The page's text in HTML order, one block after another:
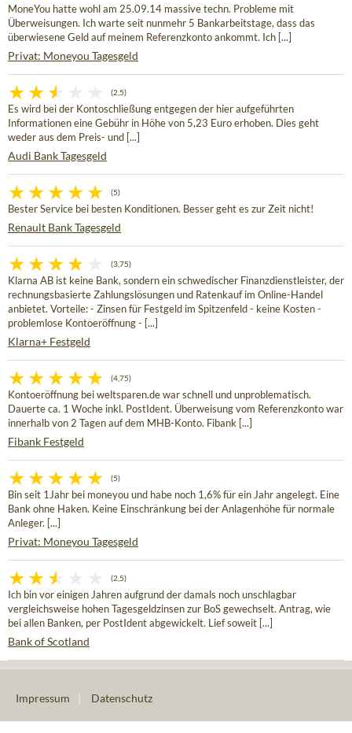
MoneYou hatte wohl am 25.09.14 massive techn. Probleme mit
Überweisungen. Ich warte seit nunmehr 5 Bankarbeitstage, dass das
überwiesene Geld auf meinem Referenzkonto ankommt. Ich [...]
Privat: Moneyou Tagesgeld
(2,5)
Es wird bei der Kontoschließung entgegen der hier aufgeführten
Informationen eine Gebühr in Höhe von 5,23 Euro erhoben. Dies geht
weder aus dem Preis- und [...]
Audi Bank Tagesgeld
(5)
Bester Service bei besten Konditionen. Besser geht es zur Zeit nicht!
Renault Bank Tagesgeld
(3,75)
Klarna AB ist keine Bank, sondern ein schwedischer Finanzdienstleister, der
rechnungsbasierte Zahlungslösungen und Ratenkauf im Online-Handel
anbietet. Vorteile: - Zinsen für Festgeld im Spitzenfeld - keine Kosten -
problemlose Kontoeröffnung - [...]
Klarna+ Festgeld
(4,75)
Kontoeröffnung bei weltsparen.de war schnell und unproblematisch.
Dauerte ca. 1 Woche inkl. PostIdent. Überweisung vom Referenzkonto war
innerhalb von 2 Tagen auf dem MHB-Konto. Fibank [...]
Fibank Festgeld
(5)
Bin seit 1Jahr bei moneyou und habe noch 1,6% für ein Jahr angelegt. Eine
Bank ohne Haken. Keine Einschränkung bei der Anlagenhöhe für normale
Anleger. [...]
Privat: Moneyou Tagesgeld
(2,5)
Ich bin vor einigen Jahren aufgrund der damals noch unschlagbar
vergleichsweise hohen Tagesgeldzinsen zur BoS gewechselt. Antrag, wie
bei allen Banken, per PostIdent abgewickelt. Lief soweit [...]
Bank of Scotland
Impressum Datenschutz